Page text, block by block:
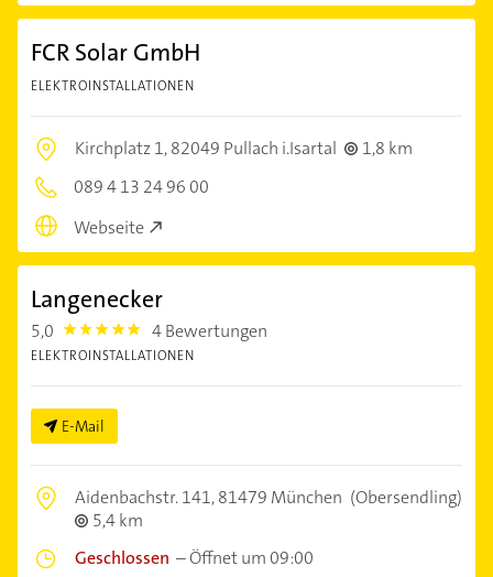
FCR Solar GmbH
ELEKTROINSTALLATIONEN
Kirchplatz 1,82049 Pullach i.Isartal
1,8 km
089 4 13 24 96 00
Webseite
Langenecker
5,0 5.0 4 Bewertungen
ELEKTROINSTALLATIONEN
E-Mail
Aidenbachstr. 141,81479 München (Obersendling)
5,4 km
Geschlossen –Öffnet um 09:00